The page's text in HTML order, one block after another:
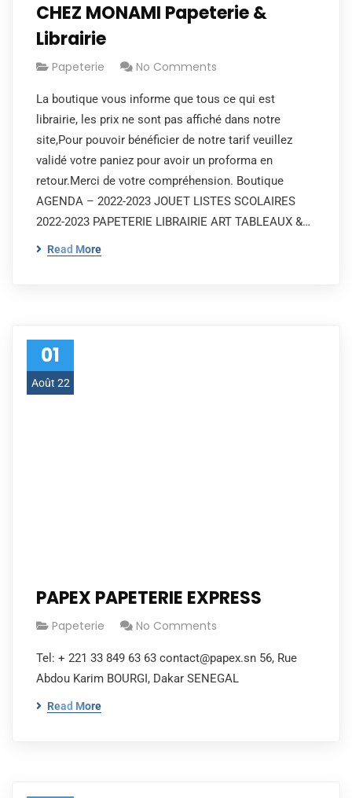
CHEZ MONAMI Papeterie &
Librairie
Papeterie No Comments
La boutique vous informe que tous ce qui est
librairie, les prix ne sont pas affiché dans notre
site,Pour pouvoir bénéficier de notre tarif veuillez
validé votre paniez pour avoir un proforma en
retour.Merci de votre compréhension. Boutique
AGENDA – 2022-2023 JOUET LISTES SCOLAIRES
2022-2023 PAPETERIE LIBRAIRIE ART TABLEAUX &…
Read More
01
Août 22
PAPEX PAPETERIE EXPRESS
Papeterie No Comments
Tel: + 221 33 849 63 63 contact@papex.sn 56, Rue
Abdou Karim BOURGI, Dakar SENEGAL
Read More